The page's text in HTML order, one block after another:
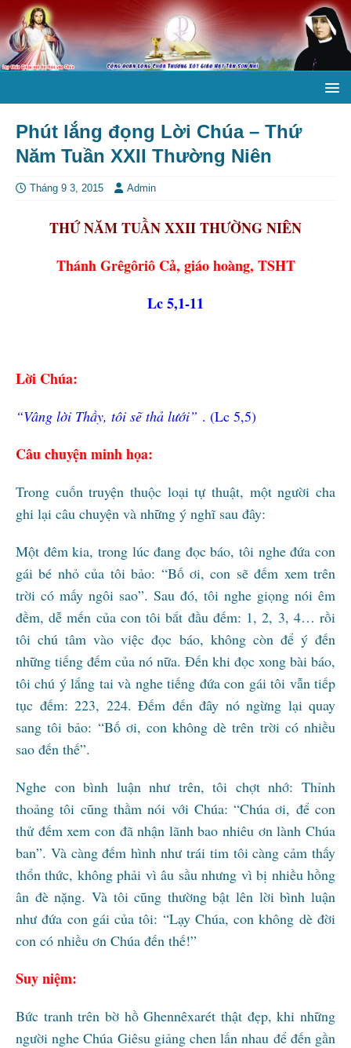
Phút lắng đọng Lời Chúa – Thứ
Năm Tuần XXII Thường Niên
Tháng 9 3, 2015 Admin
THỨ NĂM TUẦN XXII THƯỜNG NIÊN
Thánh Grêgôriô Cả, giáo hoàng, TSHT
Lc 5,1-11
Lời Chúa:
“Vâng lời Thầy, tôi sẽ thả lưới” . (Lc 5,5)
Câu chuyện minh họa:
Trong cuốn truyện thuộc loại tự thuật, một người cha
ghi lại câu chuyện và những ý nghĩ sau đây:
Một đêm kia, trong lúc đang đọc báo, tôi nghe đứa con
gái bé nhỏ của tôi bảo: “Bố ơi, con sẽ đếm xem trên
trời có mấy ngôi sao”. Sau đó, tôi nghe giọng nói êm
đềm, dễ mến của con tôi bắt đầu đếm: 1, 2, 3, 4… rồi
tôi chú tâm vào việc đọc báo, không còn để ý đến
những tiếng đếm của nó nữa. Ðến khi đọc xong bài báo,
tôi chú ý lắng tai và nghe tiếng đứa con gái tôi vẫn tiếp
tục đếm: 223, 224. Ðếm đến đây nó ngừng lại quay
sang tôi bảo: “Bố ơi, con không dè trên trời có nhiều
sao đến thế”.
Nghe con bình luận như trên, tôi chợt nhớ: Thỉnh
thoảng tôi cũng thầm nói với Chúa: “Chúa ơi, để con
thử đếm xem con đã nhận lãnh bao nhiêu ơn lành Chúa
ban”. Và càng đếm hình như trái tim tôi càng cảm thấy
thổn thức, không phải vì âu sầu nhưng vì bị nhiều hồng
ân đè nặng. Và tôi cũng thường bật lên lời bình luận
như đứa con gái của tôi: “Lạy Chúa, con không dè đời
con có nhiều ơn Chúa đến thế!”
Suy niệm:
Bức tranh trên bờ hồ Ghennêxarét thật đẹp, khi những
người nghe Chúa Giêsu giảng chen lấn nhau để đến gần